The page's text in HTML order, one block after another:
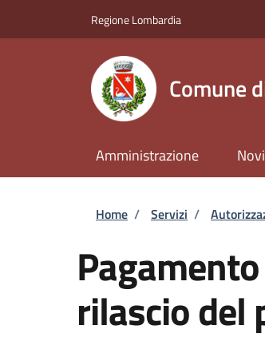
Regione Lombardia
Comune
Amministrazione
Briciole di
Home / Servizi /
rilascio del